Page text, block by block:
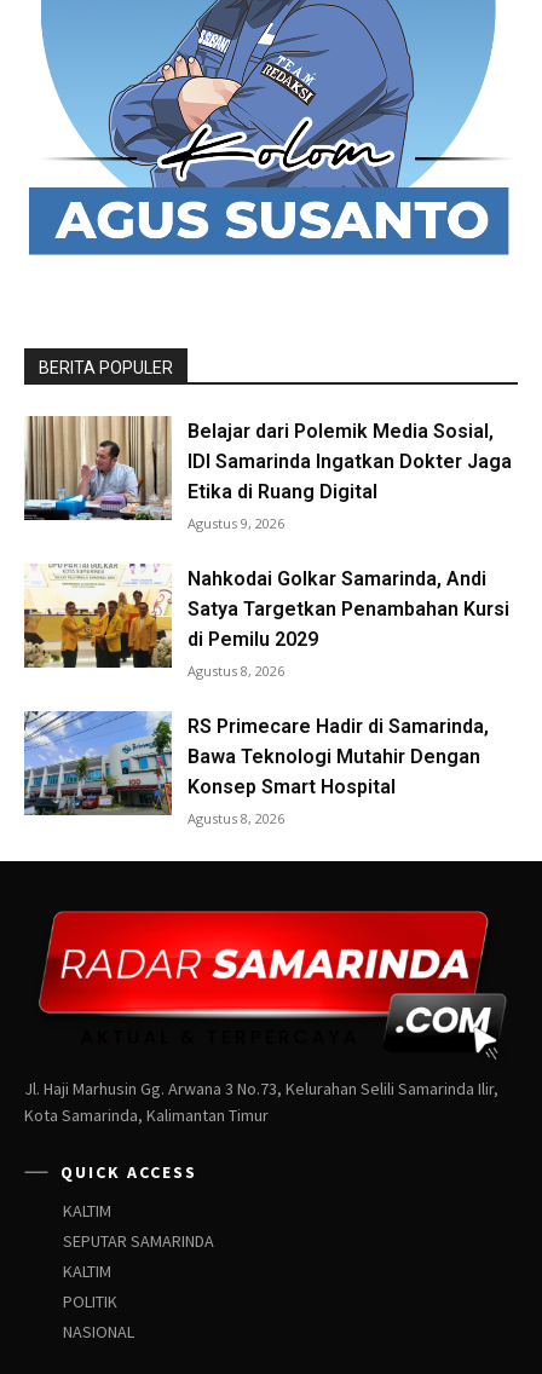
Jl. Haji Marhusin Gg. Arwana 3 No.73, Kelurahan Selili Samarinda Ilir,
Kota Samarinda, Kalimantan Timur
QUICK ACCESS
KALTIM
SEPUTAR SAMARINDA
KALTIM
POLITIK
NASIONAL